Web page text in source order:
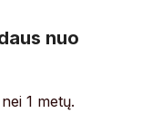
nuo
1 metų.